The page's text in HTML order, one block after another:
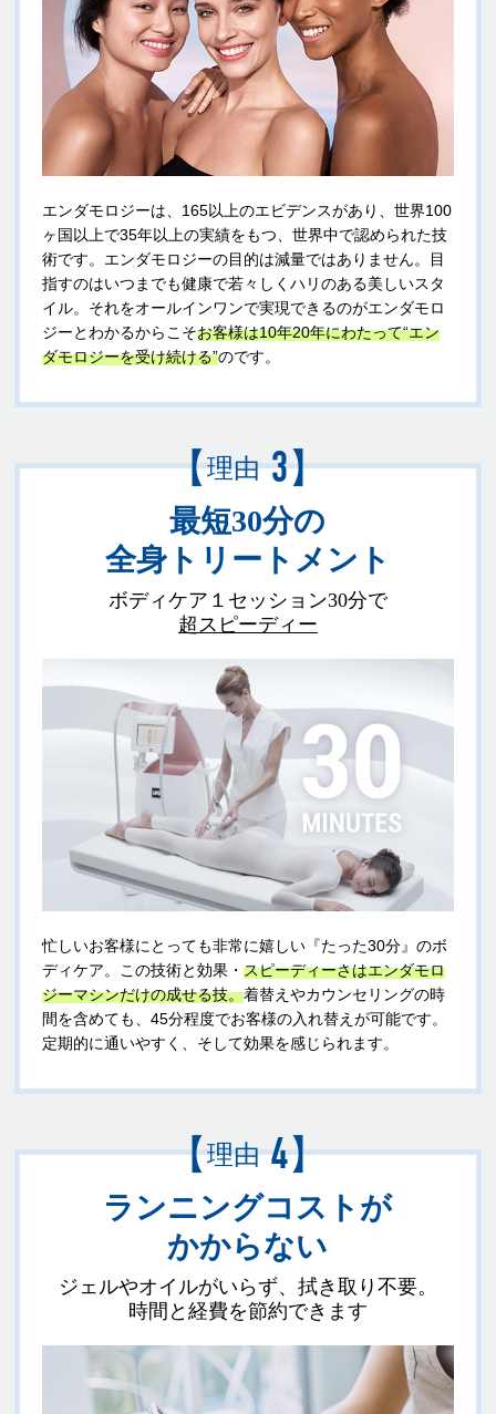
エンダモロジーは、165以上のエビデンスがあり、世界100
ヶ国以上で35年以上の実績をもつ、世界中で認められた技
術です。エンダモロジーの目的は減量ではありません。目
指すのはいつまでも健康で若々しくハリのある美しいスタ
イル。それをオールインワンで実現できるのがエンダモロ
ジーとわかるからこそお客様は10年20年にわたって“エン
ダモロジーを受け続ける”のです。
【理由 3】
最短30分の
全身トリートメント
ボディケア１セッション30分で
超スピーディー
忙しいお客様にとっても非常に嬉しい『たった30分』のボ
ディケア。この技術と効果・スピーディーさはエンダモロ
ジーマシンだけの成せる技。着替えやカウンセリングの時
間を含めても、45分程度でお客様の入れ替えが可能です。
定期的に通いやすく、そして効果を感じられます。
【理由 4】
ランニングコストが
かからない
ジェルやオイルがいらず、拭き取り不要。
時間と経費を節約できます